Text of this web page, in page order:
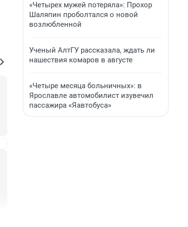
«Четырех мужей потеряла»: Прохор
Шаляпин проболтался о новой
возлюбленной
Ученый АлтГУ рассказала, ждать ли
нашествия комаров в августе
«Четыре месяца больничных»: в
Ярославле автомобилист изувечил
пассажира «Яавтобуса»